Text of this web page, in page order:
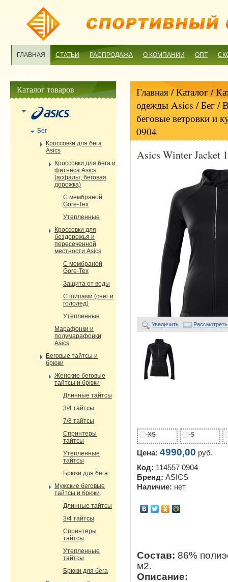
ГЛАВНАЯ СТАТЬИ РАСПРОДАЖА О КОМПАНИИ ОПТ
Главная/ Каталог /
одежды Asics /Бег/
беговые ветровки и
0904
Asics Winter Jacket
Увеличить
XS S
Цена: 4990,00 руб.
Код: 114557 0904
Бренд: ASICS
Наличие: нет
Состав: 86%
м2.
Описание:
Каталог товаров
Бег
Кроссовки для бега
Asics
Кроссовки для бега и
фитнеса Asics
(асфальт, беговая
дорожка)
С мембраной
Gore-Tex
Утепленные
Кроссовки для
бездорожья и
пересеченной
местности Asics
С мембраной
Gore-Tex
Защита от воды
С шипами (снег и
гололед)
Утепленные
Марафонки и
полумарафонки
Asics
Беговые тайтсы и
брюки
Женские беговые
тайтсы и брюки
Длинные тайтсы
3/4 тайтсы
7/8 тайтсы
Спринтеры
тайтсы
Утепленные
тайтсы
Брюки для бега
Мужские беговые
тайтсы и брюки
Длинные тайтсы
3/4 тайтсы
Спринтеры
тайтсы
Утепленные
тайтсы
Брюки для бега